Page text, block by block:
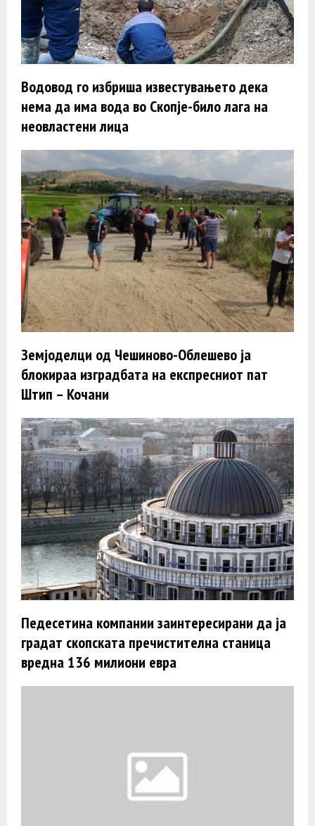
Водовод го избриша известувањето дека
нема да има вода во Скопје-било лага на
неовластени лица
Земјоделци од Чешиново-Облешево ја
блокираа изградбата на експресниот пат
Штип – Кочани
Педесетина компании заинтересирани да ја
градат скопската пречистителна станица
вредна 136 милиони евра